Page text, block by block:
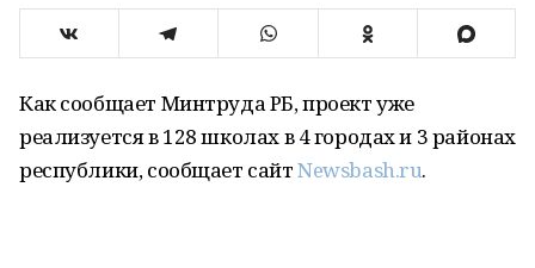
Как сообщает Минтруда РБ, проект уже
реализуется в 128 школах в 4 городах и 3 районах
республики, сообщает сайтNewsbash.ru.